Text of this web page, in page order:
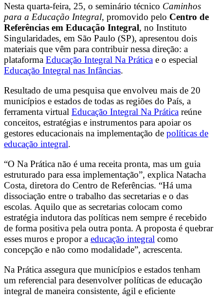
Nesta quarta-feira, 25, o seminário técnico Caminhos
para a Educação Integral, promovido pelo Centro de
Referências em Educação Integral, no Instituto
Singularidades, em São Paulo (SP), apresentou dois
materiais que vêm para contribuir nessa direção: a
plataforma Educação Integral Na Prática e o especial
Educação Integral nas Infâncias.
Resultado de uma pesquisa que envolveu mais de 20
municípios e estados de todas as regiões do País, a
ferramenta virtual Educação Integral Na Prática reúne
conceitos, estratégias e instrumentos para apoiar os
gestores educacionais na implementação de políticas de
educação integral.
“O Na Prática não é uma receita pronta, mas um guia
estruturado para essa implementação”, explica Natacha
Costa, diretora do Centro de Referências. “Há uma
dissociação entre o trabalho das secretarias e o das
escolas. Aquilo que as secretarias colocam como
estratégia indutora das políticas nem sempre é recebido
de forma positiva pela outra ponta. A proposta é quebrar
esses muros e propor a educação integral como
concepção e não como modalidade”, acrescenta.
Na Prática assegura que municípios e estados tenham
um referencial para desenvolver políticas de educação
integral de maneira consistente, ágil e eficiente